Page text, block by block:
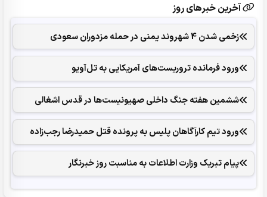
آخرین خبرهای روز
زخمی شدن 4 شهروند یمنی در حمله مزدوران سعودی
ورود فرمانده تروریست‌های آمریکایی به تل‌آویو
ششمین هفته جنگ داخلی صهیونیست‌ها در قدس اشغالی
ورود تیم کارآگاهان پلیس به پرونده قتل حمیدرضا رجب‌زاده
پیام تبریک وزارت اطلاعات به مناسبت روز خبرنگار